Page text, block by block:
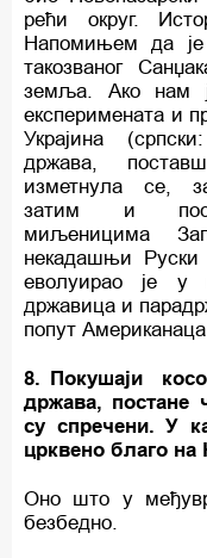
рећи округ.
Напомињем да је
такозваног
земља. Ако нам
експеримената и
Украјина
држава,
изметнула се,
затим и
миљеницима
некадашњи Руски
еволуирао је у
државица и
попут Американаца
8. Покушаји
држава, постане
су спречени. У
црквено благо на
Оно што у
безбедно.